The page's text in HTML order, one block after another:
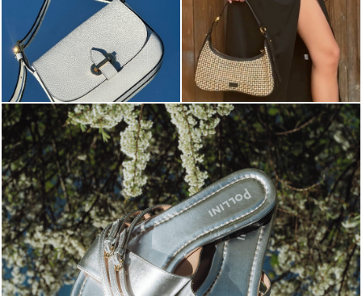
Blending sass and class, the Echos mule in silver is...